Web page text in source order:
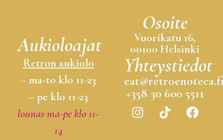
Aukioloajat
Retron aukiolo
– ma-to klo 11-23
– pe klo 11-23
lounas ma-pe klo 11-
14
Osoite
Vuorikatu 16,
00100 Helsinki
Yhteystiedot
eat@retroenoteca.fi
+358 30 600 5511